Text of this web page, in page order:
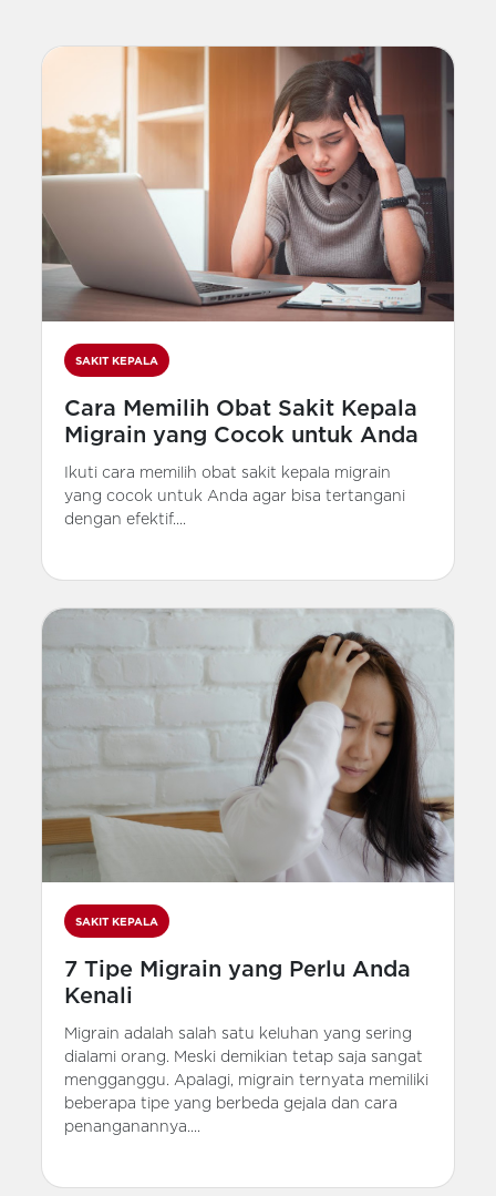
SAKIT KEPALA
Cara Memilih Obat Sakit Kepala
Migrain yang Cocok untuk Anda
Ikuti cara memilih obat sakit kepala migrain
yang cocok untuk Anda agar bisa tertangani
dengan efektif....
SAKIT KEPALA
7 Tipe Migrain yang Perlu Anda
Kenali
Migrain adalah salah satu keluhan yang sering
dialami orang. Meski demikian tetap saja sangat
mengganggu. Apalagi, migrain ternyata memiliki
beberapa tipe yang berbeda gejala dan cara
penanganannya....